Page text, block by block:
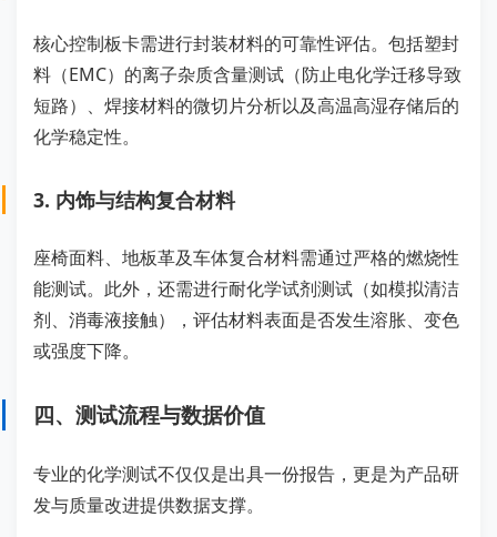
核心控制板卡需进行封装材料的可靠性评估。包括塑封
料（EMC）的离子杂质含量测试（防止电化学迁移导致
短路）、焊接材料的微切片分析以及高温高湿存储后的
化学稳定性。
3. 内饰与结构复合材料
座椅面料、地板革及车体复合材料需通过严格的燃烧性
能测试。此外，还需进行耐化学试剂测试（如模拟清洁
剂、消毒液接触），评估材料表面是否发生溶胀、变色
或强度下降。
四、测试流程与数据价值
专业的化学测试不仅仅是出具一份报告，更是为产品研
发与质量改进提供数据支撑。